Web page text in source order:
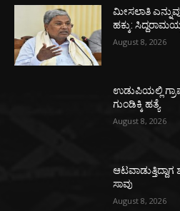
ಮೀಸಲಾತಿ
ಹಕ್ಕು:
August 8, 2026
ಉಡುಪಿಯಲ್ಲಿ
ಗುಂಡಿಕ್ಕಿ ಹತ್ಯೆ
August 8, 2026
ಸಾವು
August 8, 2026